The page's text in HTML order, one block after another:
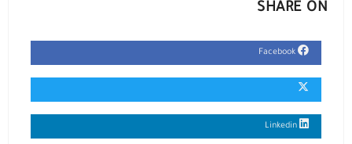
SHARE ON